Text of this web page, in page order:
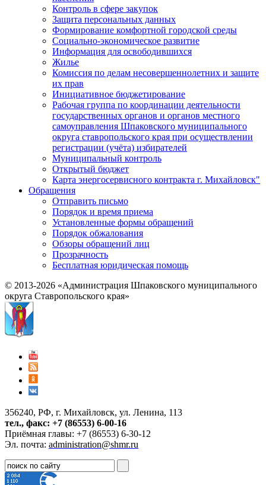
Контроль в сфере закупок
Защита персональных данных
Формирование комфортной городской среды
Социально-экономическое развитие
Информация для освободившихся
Жилье
Комиссия по делам несовершеннолетних и защите
их прав
Инициативное бюджетирование
Рабочая группа по координации деятельности
государственных органов и органов местного
самоуправления Шпаковского муниципального
округа ставропольского края при осуществлении
регистрации (учёта) избирателей
Муниципальный контроль
Открытый бюджет
Карта энергосервисного контракта г. Михайловск"
Обращения
Отправить письмо
Порядок и время приема
Установленные формы обращений
Порядок обжалования
Обзоры обращений лиц
Прозрачность
Бесплатная юридическая помощь
© 2013-2026 «Администрация Шпаковского муниципального
округа Ставропольского края»
356240, РФ, г. Михайловск, ул. Ленина, 113
тел., факс: +7 (86553) 6-00-16
Приёмная главы: +7 (86553) 6-30-12
Эл. почта: administration@shmr.ru